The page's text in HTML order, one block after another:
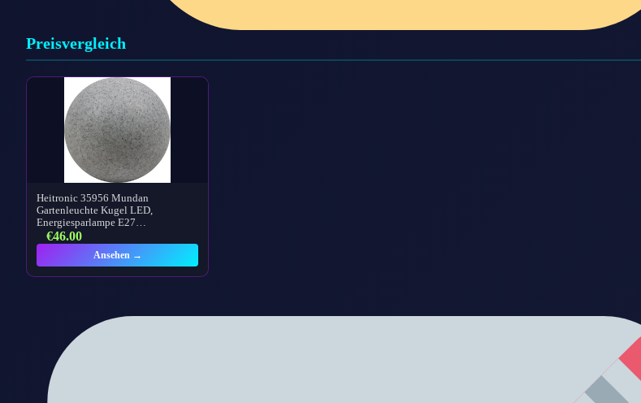
Preisvergleich
Heitronic 35956 Mundan
Gartenleuchte Kugel LED,
Energiesparlampe E27…
€46.00
Ansehen →